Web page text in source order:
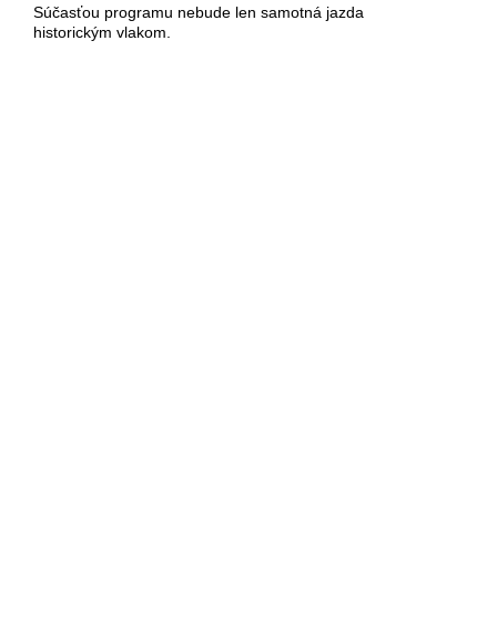
Súčasťou programu nebude len samotná jazda
historickým vlakom.